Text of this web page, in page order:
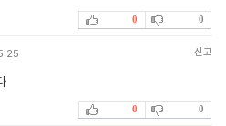
0 0
신고
0 0